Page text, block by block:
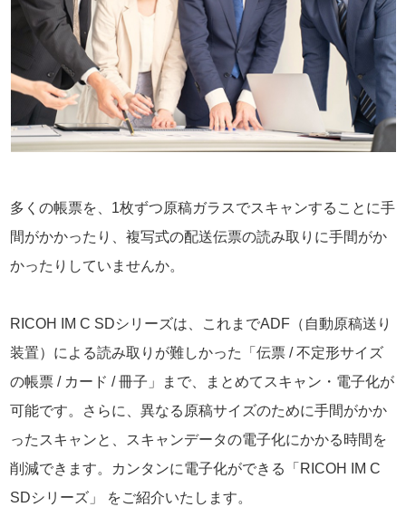
多くの帳票を、1枚ずつ原稿ガラスでスキャンすることに手
間がかかったり、複写式の配送伝票の読み取りに手間がか
かったりしていませんか。
RICOH IM C SDシリーズは、これまでADF（自動原稿送り
装置）による読み取りが難しかった「伝票 / 不定形サイズ
の帳票 / カード / 冊子」まで、まとめてスキャン・電子化が
可能です。さらに、異なる原稿サイズのために手間がかか
ったスキャンと、スキャンデータの電子化にかかる時間を
削減できます。カンタンに電子化ができる「RICOH IM C
SDシリーズ」 をご紹介いたします。